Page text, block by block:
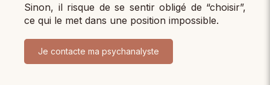
Sinon, il risque de se sentir obligé de “choisir”,
ce qui le met dans une position impossible.
Je contacte ma psychanalyste